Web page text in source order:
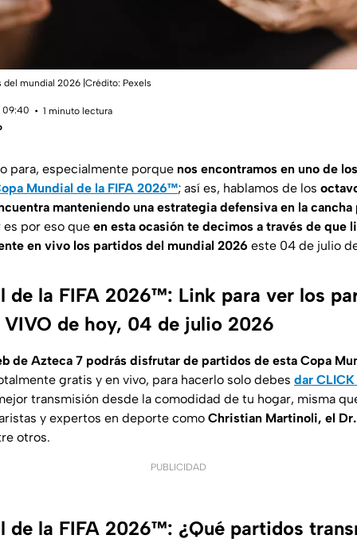
del mundial 2026 |Crédito: Pexels
09:40
1 minuto lectura
para, especialmente porque nos encontramos en uno de
Mundial de la FIFA 2026™; así es, hablamos de los
manteniendo una estrategia defensiva en la cancha
es por eso que en esta ocasión te decimos a través de que
en vivo los partidos del mundial 2026 este 04 de julio
de la FIFA 2026™: Link para ver los
VIVO de hoy, 04 de julio 2026
de Azteca 7 podrás disfrutar de partidos de esta Copa
gratis y en vivo, para hacerlo solo debes dar
transmisión desde la comodidad de tu hogar, misma
y expertos en deporte como Christian Martinoli, el
otros.
PUBLICIDAD
de la FIFA 2026™: ¿Qué partidos